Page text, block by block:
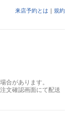
来店予約とは ｜ 規約
合があります。
文確認画面にて配送